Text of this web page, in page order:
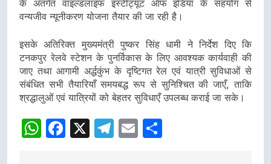
के अंतर्गत वाइल्डलाइफ इंस्टीट्यूट ऑफ इंडिया के सहयोग से
वन्यजीव न्यूनीकरण योजना तैयार की जा रही है।
इसके अतिरिक्त मुख्यमंत्री पुष्कर सिंह धामी ने निर्देश दिए कि
टनकपुर रेलवे स्टेशन के पुनर्विकास के लिए आवश्यक कार्यवाही की
जाए तथा आगामी अर्द्धकुंभ के दृष्टिगत रेल एवं यात्री सुविधाओं से
संबंधित सभी तैयारियाँ समयबद्ध रूप से सुनिश्चित की जाएँ, ताकि
श्रद्धालुओं एवं यात्रियों को बेहतर सुविधाएँ उपलब्ध कराई जा सके।
WhatsApp
Facebook
X Telegram
Email